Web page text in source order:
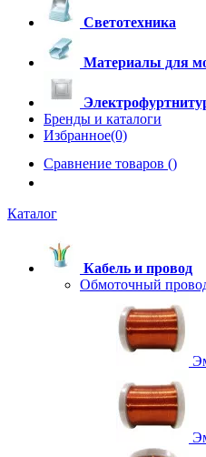
Светотехника
Материалы для
Бренды и каталоги
Избранное(0)
Сравнение товаров ()
Каталог
Кабель и провод
Обмоточный